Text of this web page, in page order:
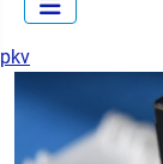
pkv